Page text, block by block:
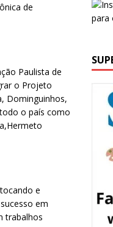
de
Paulista de
o Projeto
Dominguinhos,
o país como
e
em
trabalhos